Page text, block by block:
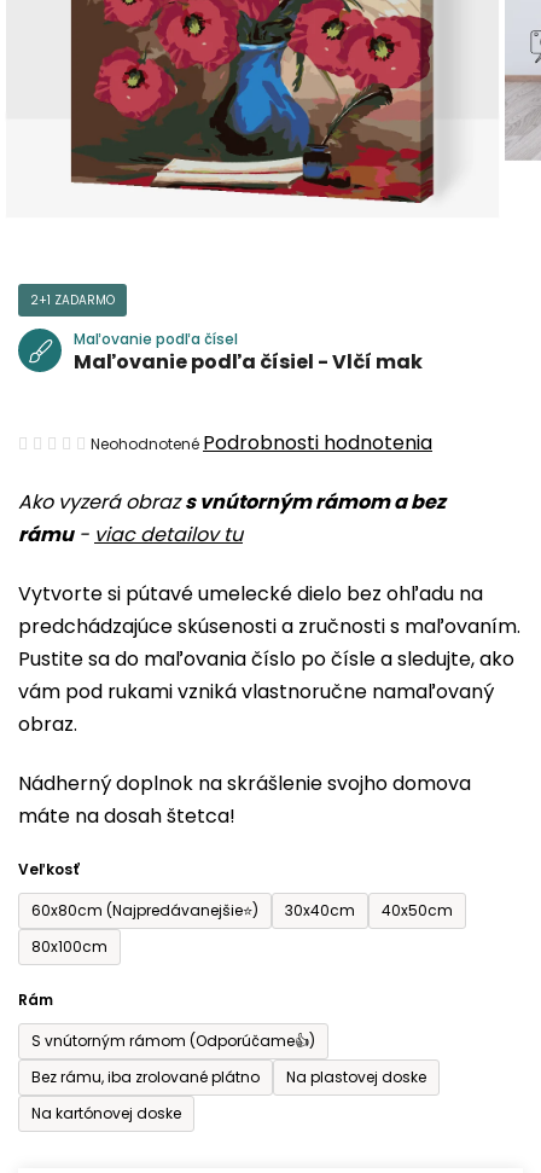
Ako vyzerá obrazs vnútorným rámom a bez
rámu- viac detailov tu
Vytvorte si pútavé umelecké dielo bez ohľadu na
predchádzajúce skúsenosti a zručnosti s maľovaním.
Pustite sa do maľovania číslo po čísle a sledujte, ako
vám pod rukami vzniká vlastnoručne namaľovaný
obraz.
Nádherný doplnok na skrášlenie svojho domova
máte na dosah štetca!
Veľkosť
60x80cm (Najpredávanejšie⭐)
30x40cm
40x50cm
80x100cm
Rám
S vnútorným rámom (Odporúčame👍)
Bez rámu, iba zrolované plátno
Na plastovej doske
Na kartónovej doske
2+1 ZADARMO
Maľovanie podľa čísel
Maľovanie podľa čísiel - Vlčí mak
Priemerné
produktu
je
z
5
hviezdičiek.
Neohodnotené Podrobnosti hodnotenia